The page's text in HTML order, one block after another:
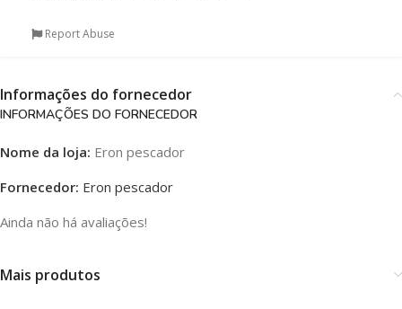
Report Abuse
Informações do fornecedor
INFORMAÇÕES DO FORNECEDOR
Nome da loja: Eron pescador
Fornecedor: Eron pescador
Ainda não há avaliações!
Mais produtos